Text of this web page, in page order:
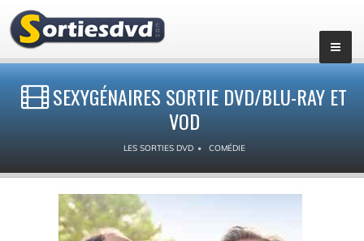
SEXYGÉNAIRES SORTIE DVD/BLU-RAY ET
VOD
LES SORTIES DVD COMÉDIE